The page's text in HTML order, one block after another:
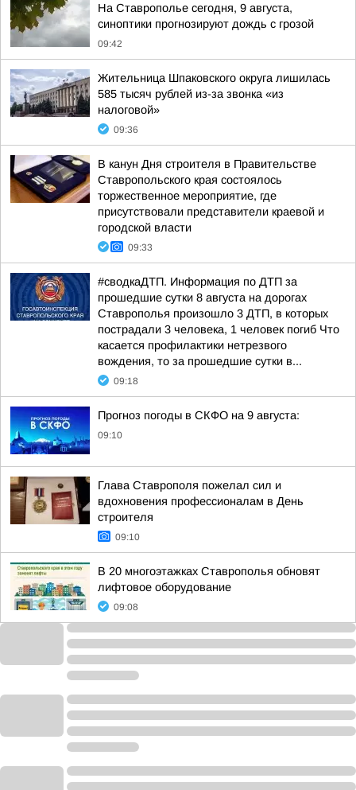
На Ставрополье сегодня, 9 августа,
синоптики прогнозируют дождь с грозой
09:42
Жительница Шпаковского округа лишилась
585 тысяч рублей из-за звонка «из
налоговой»
09:36
В канун Дня строителя в Правительстве
Ставропольского края состоялось
торжественное мероприятие, где
присутствовали представители краевой и
городской власти
09:33
#сводкаДТП. Информация по ДТП за
прошедшие сутки 8 августа на дорогах
Ставрополья произошло 3 ДТП, в которых
пострадали 3 человека, 1 человек погиб Что
касается профилактики нетрезвого
вождения, то за прошедшие сутки в...
09:18
Прогноз погоды в СКФО на 9 августа:
09:10
Глава Ставрополя пожелал сил и
вдохновения профессионалам в День
строителя
09:10
В 20 многоэтажках Ставрополья обновят
лифтовое оборудование
09:08